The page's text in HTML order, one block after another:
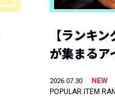
【ランキ
が集まるア
2026.07.30
NEW
POPULAR ITEM